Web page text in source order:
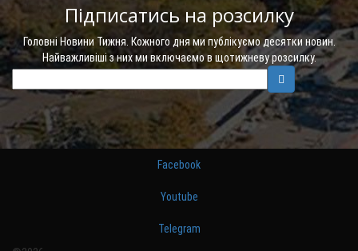
Підписатись на розсилку
Головні Новини Тижня. Кожного дня ми публікуємо десятки новин.
Найважливіші з них ми включаємо в щотижневу розсилку.
Facebook
Youtube
Telegram